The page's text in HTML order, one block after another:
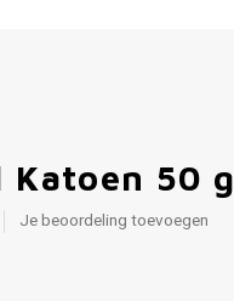
Katoen 50
Je beoordeling toevoegen